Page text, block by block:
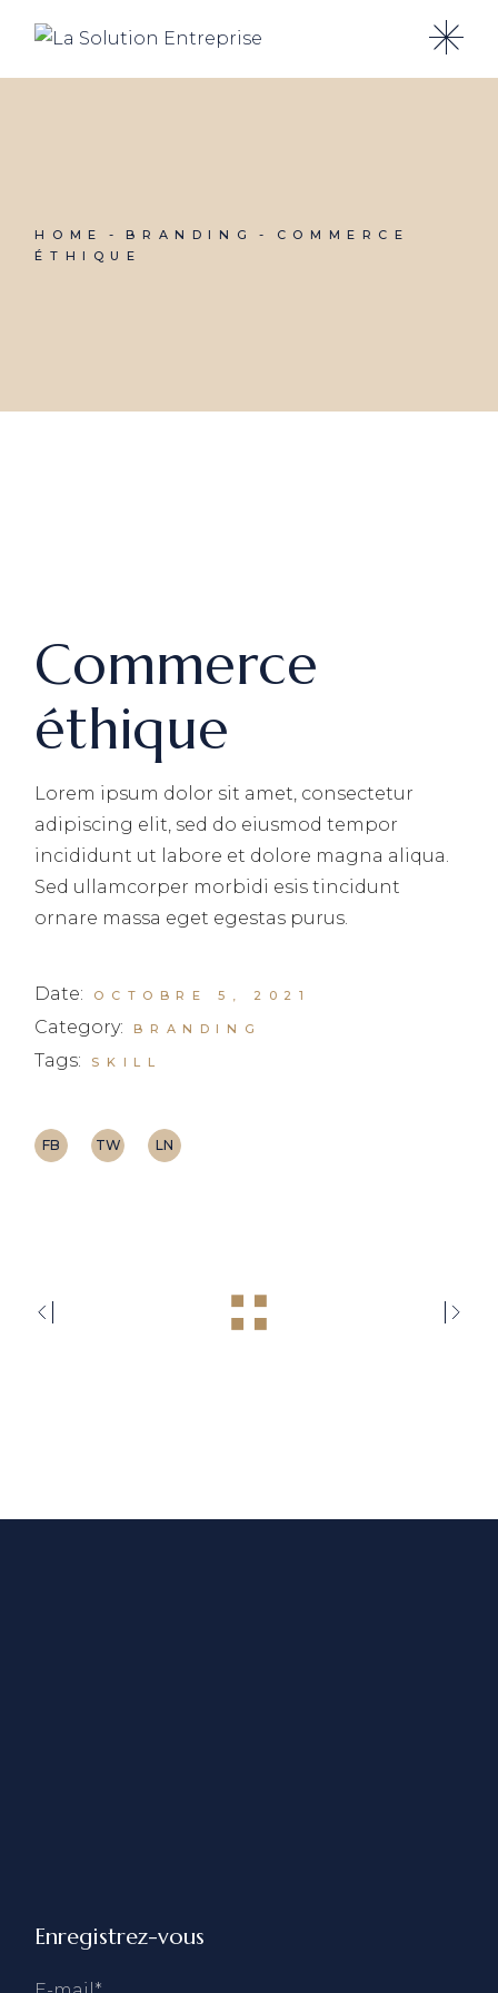
HOME BRANDING
COMMERCE
ÉTHIQUE
Commerce
éthique
Lorem ipsum dolor sit amet, consectetur
adipiscing elit, sed do eiusmod tempor
incididunt ut labore et dolore magna aliqua.
Sed ullamcorper morbidi esis tincidunt
ornare massa eget egestas purus.
Date: OCTOBRE 5, 2021
Category: BRANDING
Tags: SKILL
FB TW LN
Enregistrez-vous